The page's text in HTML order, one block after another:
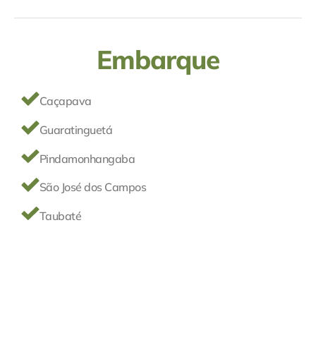
Embarque
Caçapava
Guaratinguetá
Pindamonhangaba
São José dos Campos
Taubaté